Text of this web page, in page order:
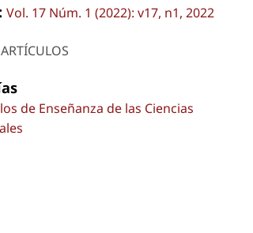
Vol. 17 Núm. 1 (2022): v17, n1, 2022
ARTÍCULOS
de Enseñanza de las Ciencias